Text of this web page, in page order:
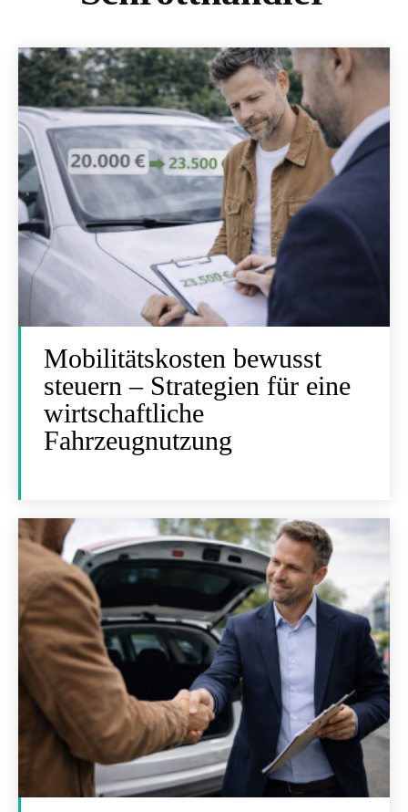
Mobilitätskosten bewusst
steuern – Strategien für eine
wirtschaftliche
Fahrzeugnutzung